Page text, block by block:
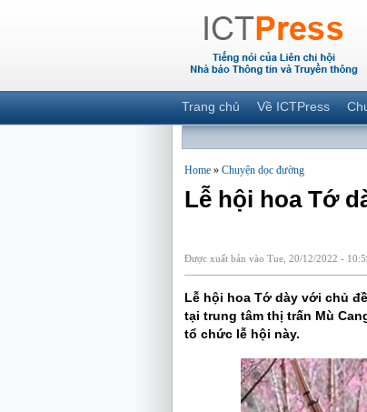
Trang chủ Về ICTPress
Home » Chuyện dọc đường
Lễ hội hoa Tớ
Được xuất bản vào Tue, 20/12/2022 -
Lễ hội hoa Tớ dày với chủ
tại trung tâm thị trấn Mù
tổ chức lễ hội này.